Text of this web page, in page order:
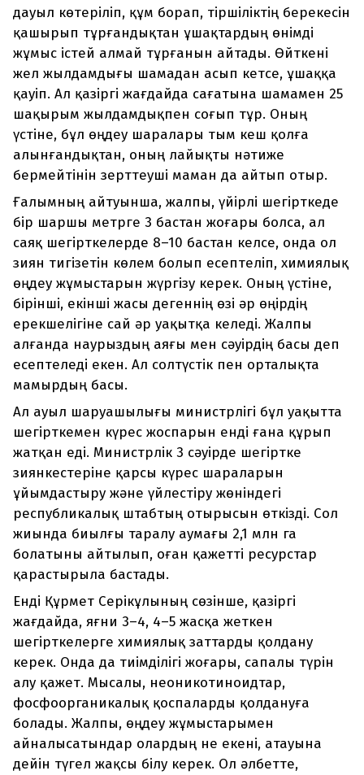
дауыл көтеріліп, құм борап, тіршіліктің берекесін
қашырып тұрғандықтан ұшақтардың өнімді
жұмыс істей алмай тұрғанын айтады. Өйткені
жел жылдамдығы шамадан асып кетсе, ұшаққа
қауіп. Ал қазіргі жағдайда сағатына шамамен 25
шақырым жылдамдықпен соғып тұр. Оның
үстіне, бұл өңдеу шаралары тым кеш қолға
алынғандықтан, оның лайықты нәтиже
бермейтінін зерттеуші маман да айтып отыр.
Ғалымның айтуынша, жалпы, үйірлі шегірткеде
бір шаршы метрге 3 бастан жоғары болса, ал
саяқ шегірткелерде 8–10 бастан келсе, онда ол
зиян тигізетін көлем болып есептеліп, химиялық
өңдеу жұмыстарын жүргізу керек. Оның үстіне,
бірінші, екінші жасы дегеннің өзі әр өңірдің
ерекшелігіне сай әр уақытқа келеді. Жалпы
алғанда наурыздың аяғы мен сәуірдің басы деп
есептеледі екен. Ал солтүстік пен орталықта
мамырдың басы.
Ал ауыл шаруашылығы министрлігі бұл уақытта
шегірткемен күрес жоспарын енді ғана құрып
жатқан еді. Министрлік 3 сәуірде шегіртке
зиянкестеріне қарсы күрес шараларын
ұйымдастыру және үйлестіру жөніндегі
республикалық штабтың отырысын өткізді. Сол
жиында биылғы таралу аумағы 2,1 млн га
болатыны айтылып, оған қажетті ресурстар
қарастырыла бастады.
Енді Құрмет Серікұлының сөзінше, қазіргі
жағдайда, яғни 3–4, 4–5 жасқа жеткен
шегірткелерге химиялық заттарды қолдану
керек. Онда да тиімділігі жоғары, сапалы түрін
алу қажет. Мысалы, неоникотиноидтар,
фосфоорганикалық қоспаларды қолдануға
болады. Жалпы, өңдеу жұмыстарымен
айналысатындар олардың не екені, атауына
дейін түгел жақсы білу керек. Ол әлбетте,